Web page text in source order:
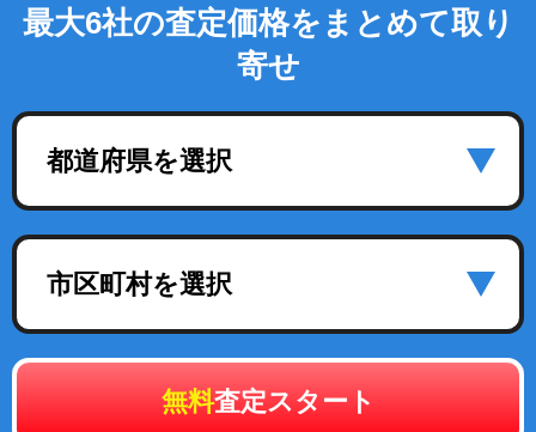
最大6社の査定価格をまとめて取り
寄せ
都道府県を選択
市区町村を選択
無料査定スタート